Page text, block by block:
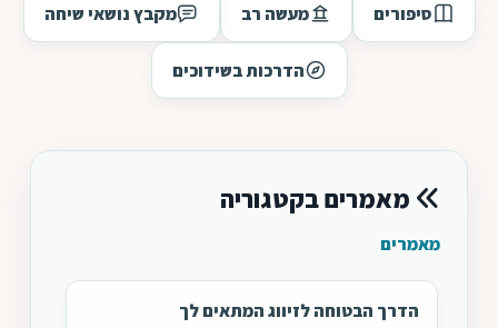
סיפורים מעשה רב מקבץ נושאי שיחה
הדרכות בשידוכים
מאמרים בקטגוריה
מאמרים
הדרך הבטוחה לזיווג המתאים לך